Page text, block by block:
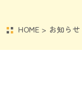
HOME > お知らせ